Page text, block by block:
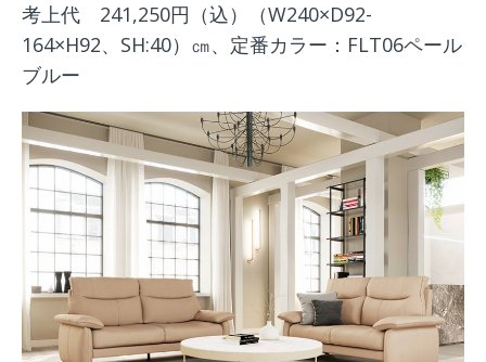
考上代 241,250円（込）（W240×D92-
164×H92、SH:40）㎝、定番カラー：FLT06ペール
ブルー